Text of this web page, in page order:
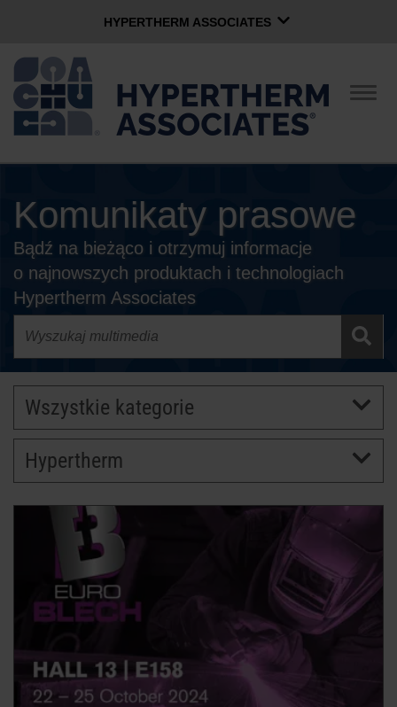
HYPERTHERM ASSOCIATES
Plazmowe Hypertherm
Strumienia wody OMAX
FIRMA
KULTURA
SPOŁECZNOŚĆ
MARKI
KARIERA
Komunikaty prasowe
Bądź na bieżąco i otrzymuj informacje
o najnowszych produktach i technologiach
Hypertherm Associates
Wszystkie kategorie
Hypertherm